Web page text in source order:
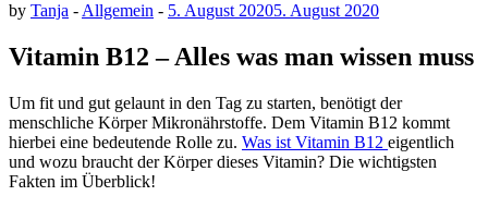
by Tanja - Allgemein - 5. August 20205. August 2020
Vitamin B12 – Alles was man wissen muss
Um fit und gut gelaunt in den Tag zu starten, benötigt der
menschliche Körper Mikronährstoffe. Dem Vitamin B12 kommt
hierbei eine bedeutende Rolle zu. Was ist Vitamin B12 eigentlich
und wozu braucht der Körper dieses Vitamin? Die wichtigsten
Fakten im Überblick!